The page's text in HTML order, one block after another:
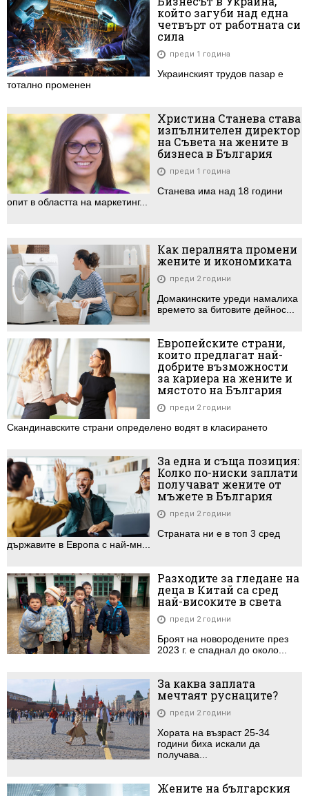
който загуби над една
четвърт от работната си
сила
преди 1 година
Украинският трудов пазар е
тотално променен
Христина Станева става
изпълнителен директор
на Съвета на жените в
бизнеса в България
преди 1 година
Станева има над 18 години
опит в областта на маркетинг...
Как пералнята промени
жените и икономиката
преди 2 години
Домакинските уреди намалиха
времето за битовите дейнос...
Европейските страни,
които предлагат най-
добрите възможности
за кариера на жените и
мястото на България
преди 2 години
Скандинавските страни определено водят в класирането
За една и съща позиция:
Колко по-ниски заплати
получават жените от
мъжете в България
преди 2 години
Страната ни е в топ 3 сред
държавите в Европа с най-мн...
Разходите за гледане на
деца в Китай са сред
най-високите в света
преди 2 години
Броят на новородените през
2023 г. е спаднал до около...
За каква заплата
мечтаят руснаците?
преди 2 години
Хората на възраст 25-34
години биха искали да
получава...
Жените на българския